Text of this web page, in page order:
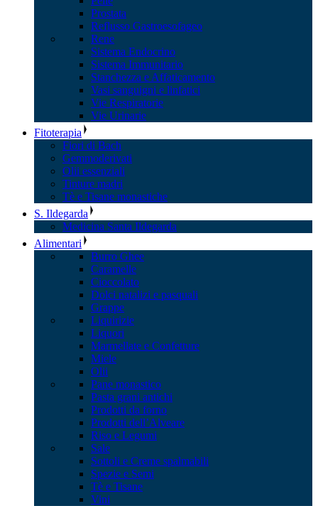
Prostata
Reflusso Gastroesofageo
Rene
Sistema Endocrino
Sistema Immunitario
Stanchezza e Affaticamento
Vasi sanguigni e linfatici
Vie Respiratorie
Vie Urinarie
Fitoterapia
Fiori di Bach
Gemmoderivati
Olii essenziali
Tinture madri
Tè e Tisane monastiche
S. Ildegarda
Medicina Santa Ildegarda
Alimentari
Burro Ghee
Caramelle
Cioccolato
Dolci natalizi e pasquali
Grappe
Liquirizie
Liquori
Marmellate e Confetture
Miele
Olii
Pane monastico
Pasta grani antichi
Prodotti da forno
Prodotti dell’Alveare
Riso e Legumi
Sale
Sottoli e Creme spalmabili
Spezie e Semi
Tè e Tisane
Vini